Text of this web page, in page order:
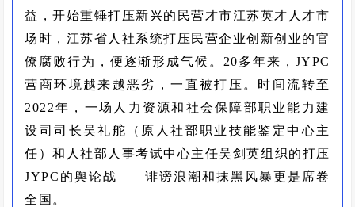
益，开始重锤打压新兴的民营才市江苏英才人才市
场时，江苏省人社系统打压民营企业创新创业的官
僚腐败行为，便逐渐形成气候。 20多年来， JYPC
营商环境越来越恶劣，一直被打压。时间流转至
2022年， 一场人力资源和社会保障部职业能力建
设司司长吴礼舵（原人社部职业技能鉴定中心主
任）和人社部人事考试中心主任吴剑英组织的打压
JYPC 的舆论战——诽谤浪潮和抹黑风暴更是席卷
全国。